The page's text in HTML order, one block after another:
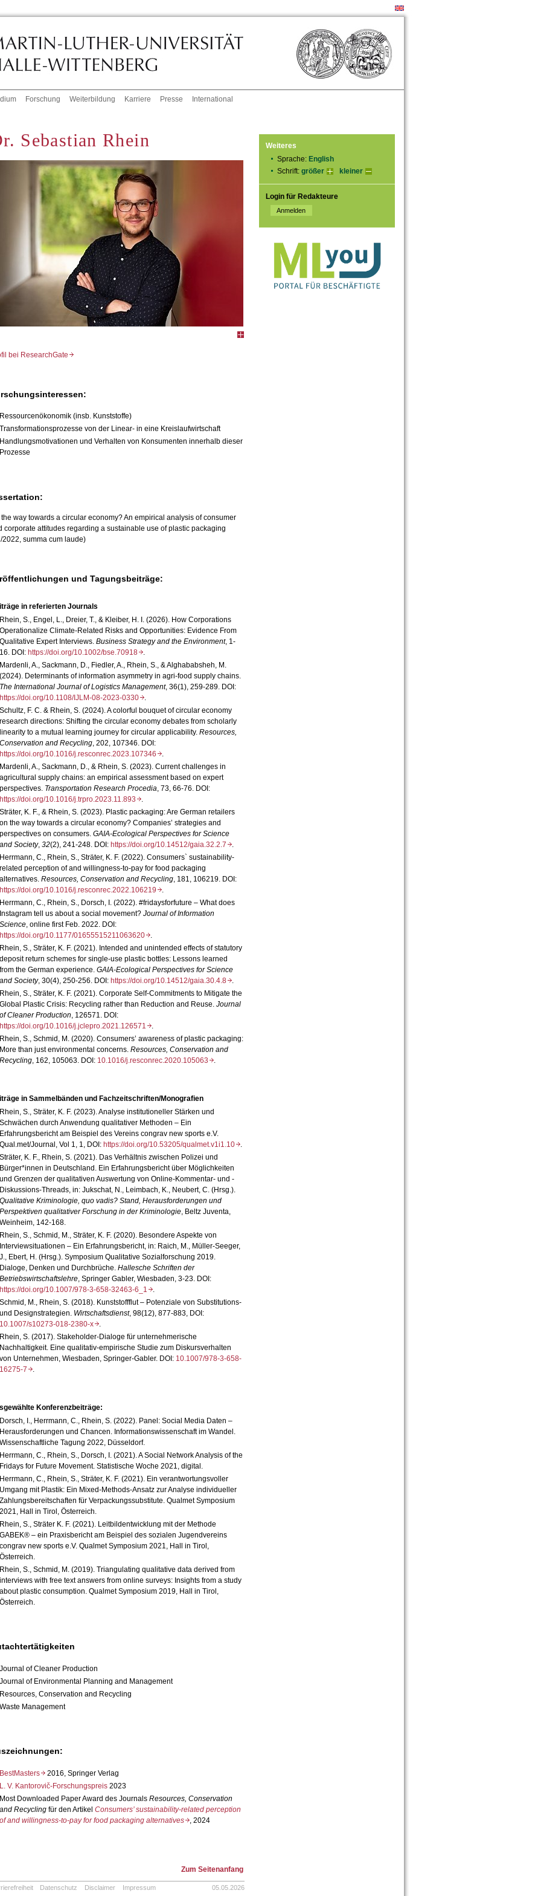
Forschung Weiterbildung Karriere Presse International
Weiteres
Sprache: English
Schrift: größer kleiner
Login für Redakteure
Sebastian Rhein
bei ResearchGate
(insb. Kunststoffe)
von der Linear- in eine Kreislaufwirtschaft
und Verhalten von Konsumenten innerhalb dieser
the way towards a circular economy? An empirical analysis of consumer
corporate attitudes regarding a sustainable use of plastic packaging
2022, summa cum laude)
und Tagungsbeiträge:
in referierten Journals
S., Engel, L., Dreier, T., & Kleiber, H. I. (2026). How Corporations
Climate‐Related Risks and Opportunities: Evidence From
Expert Interviews. Business Strategy and the Environment, 1-
DOI: https://doi.org/10.1002/bse.70918.
A., Sackmann, D., Fiedler, A., Rhein, S., & Alghababsheh, M.
Determinants of information asymmetry in agri-food supply chains.
International Journal of Logistics Management, 36(1), 259-289. DOI:
doi.org/10.1108/IJLM-08-2023-0330.
F. C. & Rhein, S. (2024). A colorful bouquet of circular economy
directions: Shifting the circular economy debates from scholarly
to a mutual learning journey for circular applicability. Resources,
and Recycling, 202, 107346. DOI:
doi.org/10.1016/j.resconrec.2023.107346
.
A., Sackmann, D., & Rhein, S. (2023). Current challenges in
supply chains: an empirical assessment based on expert
Transportation Research Procedia, 73, 66-76. DOI:
doi.org/10.1016/j.trpro.2023.11.893.
K. F., & Rhein, S. (2023). Plastic packaging: Are German retailers
the way towards a circular economy? Companies’ strategies and
on consumers. GAIA-Ecological Perspectives for Science
Society, 32(2), 241-248. DOI: https://doi.org/10.14512/gaia.32.2.7.
C., Rhein, S., Sträter, K. F. (2022). Consumers` sustainability-
perception of and willingness-to-pay for food packaging
Resources, Conservation and Recycling, 181, 106219. DOI:
doi.org/10.1016/j.resconrec.2022.106219.
C., Rhein, S., Dorsch, I. (2022). #fridaysforfuture – What does
tell us about a social movement? Journal of Information
, online first Feb. 2022. DOI:
doi.org/10.1177/01655515211063620.
S., Sträter, K. F. (2021). Intended and unintended effects of statutory
return schemes for single-use plastic bottles: Lessons learned
the German experience. GAIA-Ecological Perspectives for Science
Society, 30(4), 250-256. DOI: https://doi.org/10.14512/gaia.30.4.8.
S., Sträter, K. F. (2021). Corporate Self-Commitments to Mitigate the
Plastic Crisis: Recycling rather than Reduction and Reuse. Journal
Cleaner Production, 126571. DOI:
doi.org/10.1016/j.jclepro.2021.126571.
S., Schmid, M. (2020). Consumers’ awareness of plastic packaging:
than just environmental concerns. Resources, Conservation and
, 162, 105063. DOI: 10.1016/j.resconrec.2020.105063.
in Sammelbänden und Fachzeitschriften/Monografien
S., Sträter, K. F. (2023). Analyse institutioneller Stärken und
durch Anwendung qualitativer Methoden – Ein
am Beispiel des Vereins congrav new sports e.V.
Journal, Vol 1, 1, DOI: https://doi.org/10.53205/qualmet.v1i1.10.
K. F., Rhein, S. (2021). Das Verhältnis zwischen Polizei und
in Deutschland. Ein Erfahrungsbericht über Möglichkeiten
Grenzen der qualitativen Auswertung von Online-Kommentar- und -
Threads, in: Jukschat, N., Leimbach, K., Neubert, C. (Hrsg.).
Kriminologie, quo vadis? Stand, Herausforderungen und
qualitativer Forschung in der Kriminologie, Beltz Juventa,
142-168.
S., Schmid, M., Sträter, K. F. (2020). Besondere Aspekte von
– Ein Erfahrungsbericht, in: Raich, M., Müller-Seeger,
Ebert, H. (Hrsg.). Symposium Qualitative Sozialforschung 2019.
Denken und Durchbrüche. Hallesche Schriften der
, Springer Gabler, Wiesbaden, 3-23. DOI:
doi.org/10.1007/978-3-658-32463-6_1.
M., Rhein, S. (2018). Kunststoffflut – Potenziale von Substitutions-
Designstrategien. Wirtschaftsdienst, 98(12), 877-883, DOI:
s10273-018-2380-x.
S. (2017). Stakeholder-Dialoge für unternehmerische
Eine qualitativ-empirische Studie zum Diskursverhalten
Unternehmen, Wiesbaden, Springer-Gabler. DOI: 10.1007/978-3-658-
7.
Konferenzbeiträge:
I., Herrmann, C., Rhein, S. (2022). Panel: Social Media Daten –
und Chancen. Informationswissenschaft im Wandel.
Tagung 2022, Düsseldorf.
C., Rhein, S., Dorsch, I. (2021). A Social Network Analysis of the
for Future Movement. Statistische Woche 2021, digital.
C., Rhein, S., Sträter, K. F. (2021). Ein verantwortungsvoller
mit Plastik: Ein Mixed-Methods-Ansatz zur Analyse individueller
für Verpackungssubstitute. Qualmet Symposium
Hall in Tirol, Österreich.
S., Sträter K. F. (2021). Leitbildentwicklung mit der Methode
– ein Praxisbericht am Beispiel des sozialen Jugendvereins
new sports e.V. Qualmet Symposium 2021, Hall in Tirol,
S., Schmid, M. (2019). Triangulating qualitative data derived from
with free text answers from online surveys: Insights from a study
plastic consumption. Qualmet Symposium 2019, Hall in Tirol,
of Cleaner Production
of Environmental Planning and Management
Conservation and Recycling
Management
2016, Springer Verlag
V. Kantorovič-Forschungspreis2023
Downloaded Paper Award des Journals Resources, Conservation
Recyclingfür den Artikel Consumers’ sustainability-related perception
and willingness-to-pay for food packaging alternatives, 2024
Zum Seitenanfang
Datenschutz Disclaimer Impressum 05.05.2026